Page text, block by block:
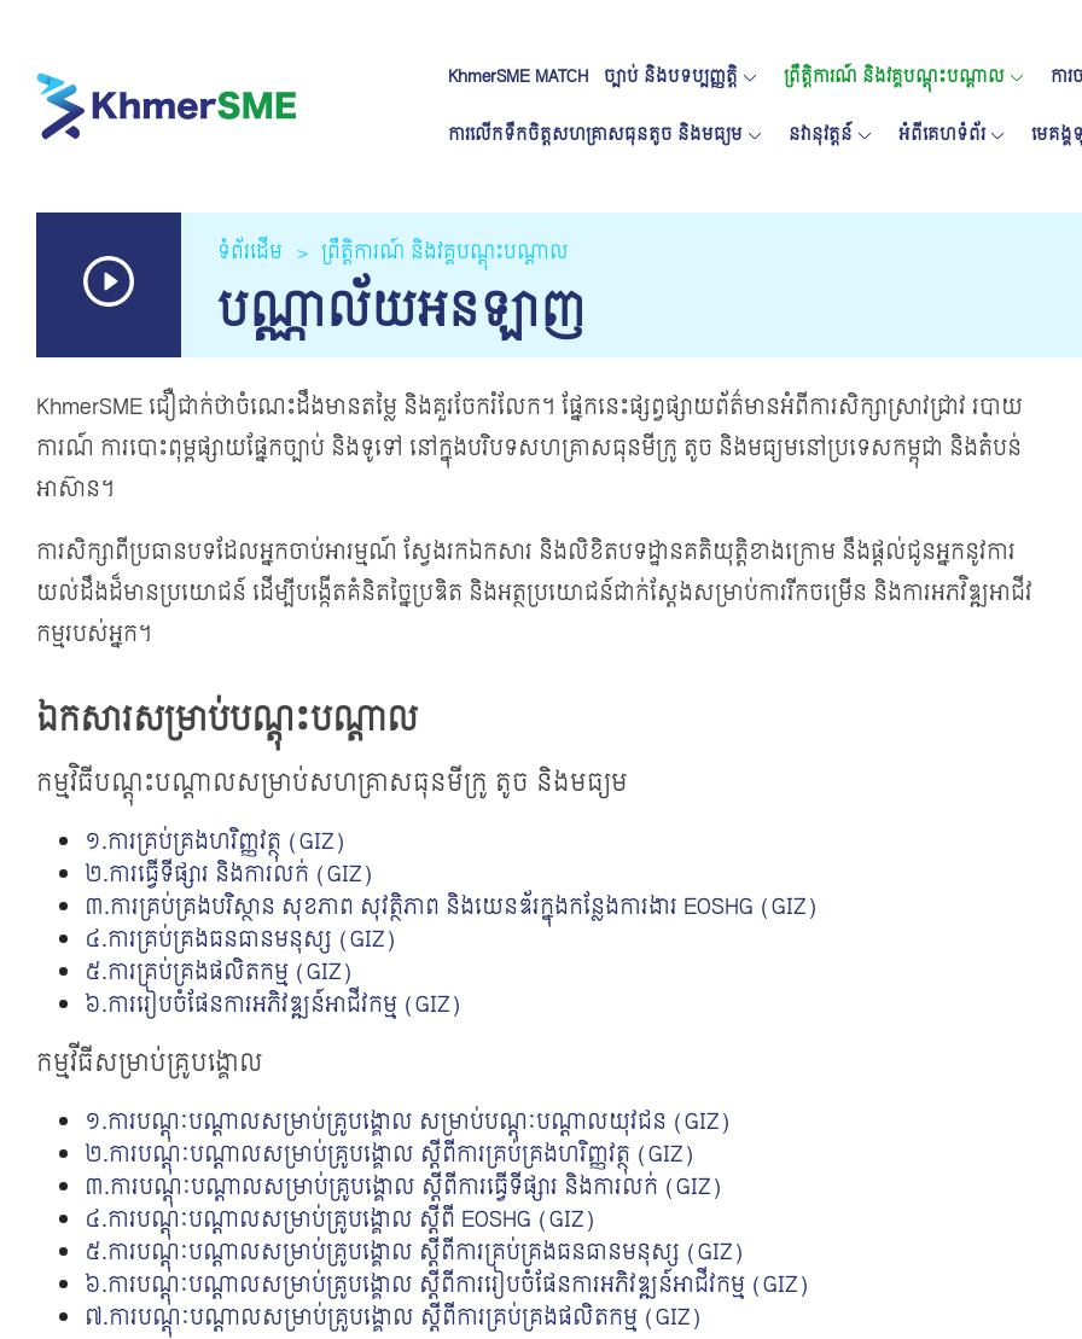
KhmerSME MATCH ច្បាប់ និងបទប្បញ្ញត្តិ ព្រឹត្តិការណ៍ និងវគ្គបណ្តុះបណ្តាល
ការ
ការលើកទឹកចិត្តសហគ្រាសធុនតូច និងមធ្យម
នវានុវត្តន៍ អំពីគេហទំព័រ មេគង្
ទំព័រដើម ព្រឹត្តិការណ៍ និងវគ្គបណ្តុះបណ្តាល
បណ្ណាល័យអនឡាញ
KhmerSME ជឿជាក់ថាចំណេះដឹងមានតម្លៃ និងគួរ​ចែករំលែក។ ផ្នែកនេះផ្សព្វផ្សាយព័ត៌មានអំពីការសិក្សា​ស្រាវជ្រាវ របាយ
ការណ៍ ការបោះពុម្ពផ្សាយផ្នែកច្បាប់ និងទូទៅ នៅក្នុងបរិបទសហគ្រាសធុនមីក្រូ តូច និងមធ្យមនៅប្រទេសកម្ពុជា និងតំបន់
អាស៊ាន។
ការ​សិក្សាពីប្រធានបទដែលអ្នកចាប់អារម្មណ៍ ស្វែងរកឯកសារ និងលិខិតបទដ្ឋានគតិយុត្តិខាងក្រោម នឹងផ្តល់ជូន​អ្នកនូវការ
យល់ដឹងដ៏មានប្រយោជន៍ ដើម្បី​បង្កើតគំនិតច្នៃប្រឌិត និងអត្ថប្រយោជន៍ជាក់ស្តែងសម្រាប់ការរីកចម្រើន និងការអភវិឌ្ឍ​អាជីវ​
កម្ម​របស់អ្នក។
ឯកសារសម្រាប់បណ្ដុះបណ្ដាល
កម្មវិធីបណ្ដុះបណ្ដាលសម្រាប់សហគ្រាសធុនមីក្រូ តូច និងមធ្យម
១.ការគ្រប់គ្រងហរិញ្ញវត្ថុ (GIZ)
២.ការធ្វើទីផ្សារ និងការលក់ (GIZ)
៣.ការគ្រប់គ្រងបរិស្ថាន សុខភាព សុវត្ថិភាព និងយេនឌ័រក្នុងកន្លែងការងារ EOSHG (GIZ)
៤.ការគ្រប់គ្រងធនធានមនុស្ស (GIZ)
៥.ការគ្រប់គ្រងផលិតកម្ម (GIZ)
៦.ការរៀបចំផែនការអភិវឌ្ឍន៍អាជីវកម្ម (GIZ)
កម្មវីធីសម្រាប់គ្រូបង្គោល
១.ការបណ្ដុៈបណ្ដាលសម្រាប់គ្រូបង្គោល សម្រាប់បណ្ដុៈបណ្ដាលយុវជន (GIZ)
២.ការបណ្ដុៈបណ្ដាលសម្រាប់គ្រូបង្គោល ស្ដីពីការគ្រប់គ្រងហរិញ្ញវត្ថុ (GIZ)
៣.ការបណ្ដុៈបណ្ដាលសម្រាប់គ្រូបង្គោល ស្ដីពីការធ្វើទីផ្សារ និងការលក់ (GIZ)
៤.ការបណ្ដុៈបណ្ដាលសម្រាប់គ្រូបង្គោល ស្ដីពី EOSHG (GIZ)
៥.ការបណ្ដុៈបណ្ដាលសម្រាប់គ្រូបង្គោល ស្ដីពីការគ្រប់គ្រងធនធានមនុស្ស (GIZ)
៦.ការបណ្ដុៈបណ្ដាលសម្រាប់គ្រូបង្គោល ស្ដីពីការរៀបចំផែនការអភិវឌ្ឍន៍អាជីវកម្ម (GIZ)
៧.ការបណ្ដុៈបណ្ដាលសម្រាប់គ្រូបង្គោល ស្ដីពីការគ្រប់គ្រងផលិតកម្ម (GIZ)